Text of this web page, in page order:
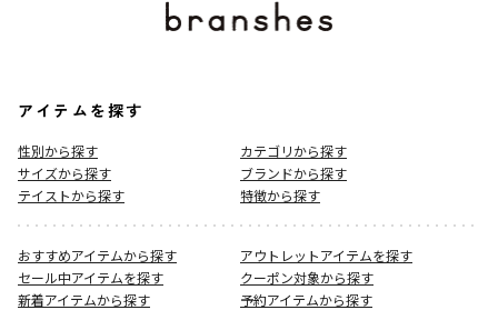
アイテムを探す
性別から探す
カテゴリから探す
サイズから探す
ブランドから探す
テイストから探す
特徴から探す
おすすめアイテムから探す
アウトレットアイテムを探す
セール中アイテムを探す
クーポン対象から探す
新着アイテムから探す
予約アイテムから探す